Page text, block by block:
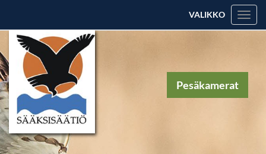
VALIKKO
Pesäkamerat